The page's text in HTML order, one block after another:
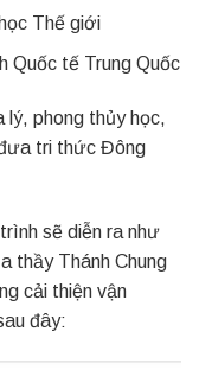
Thế giới
Quốc tế Trung Quốc
phong thủy học,
tri thức Đông
sẽ diễn ra như
thầy Thánh Chung
cải thiện vận
đây: